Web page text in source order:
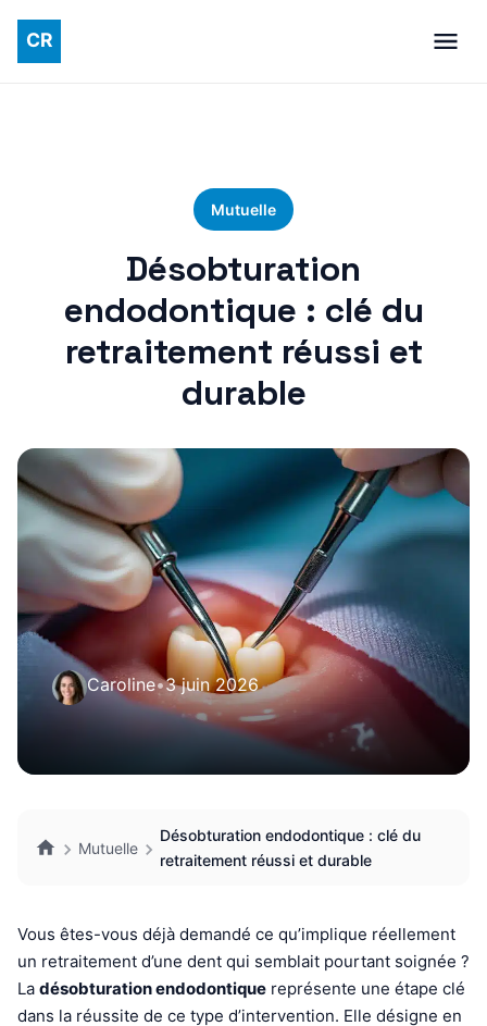
Mutuelle
Désobturation
endodontique : clé du
retraitement réussi et
durable
Caroline•3 juin 2026
Mutuelle
Désobturation endodontique : clé du
retraitement réussi et durable
Vous êtes-vous déjà demandé ce qu’implique réellement
un retraitement d’une dent qui semblait pourtant soignée ?
La désobturation endodontique représente une étape clé
dans la réussite de ce type d’intervention. Elle désigne en